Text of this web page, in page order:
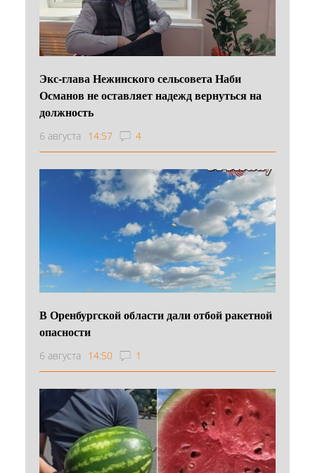
Экс-глава Нежинского сельсовета Наби
Османов не оставляет надежд вернуться на
должность
6 августа 14:57 4
В Оренбургской области дали отбой ракетной
опасности
6 августа 14:50 1